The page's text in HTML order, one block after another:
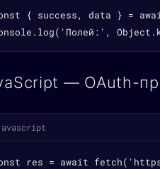
{ success, data } =
— OAuth-
res = await